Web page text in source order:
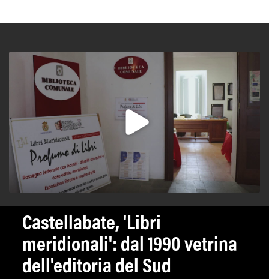
Castellabate, 'Libri
meridionali': dal 1990 vetrina
dell'editoria del Sud